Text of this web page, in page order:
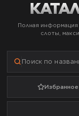
Полная информация
слоты,
Избранное